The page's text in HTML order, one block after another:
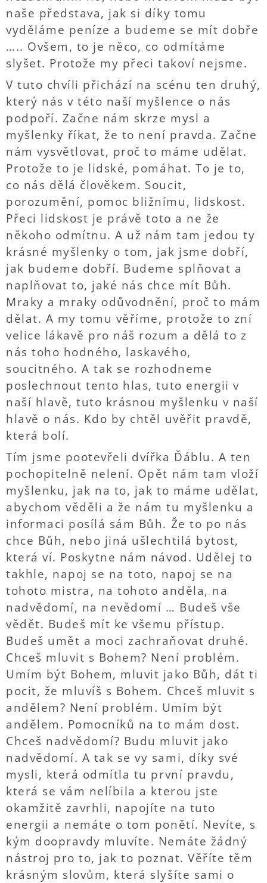
naše představa, jak si díky tomu
vyděláme peníze a budeme se mít dobře
….. Ovšem, to je něco, co odmítáme
slyšet. Protože my přeci takoví nejsme.
V tuto chvíli přichází na scénu ten druhý,
který nás v této naší myšlence o nás
podpoří. Začne nám skrze mysl a
myšlenky říkat, že to není pravda. Začne
nám vysvětlovat, proč to máme udělat.
Protože to je lidské, pomáhat. To je to,
co nás dělá člověkem. Soucit,
porozumění, pomoc bližnímu, lidskost.
Přeci lidskost je právě toto a ne že
někoho odmítnu. A už nám tam jedou ty
krásné myšlenky o tom, jak jsme dobří,
jak budeme dobří. Budeme splňovat a
naplňovat to, jaké nás chce mít Bůh.
Mraky a mraky odůvodnění, proč to mám
dělat. A my tomu věříme, protože to zní
velice lákavě pro náš rozum a dělá to z
nás toho hodného, laskavého,
soucitného. A tak se rozhodneme
poslechnout tento hlas, tuto energii v
naší hlavě, tuto krásnou myšlenku v naší
hlavě o nás. Kdo by chtěl uvěřit pravdě,
která bolí.
Tím jsme pootevřeli dvířka Ďáblu. A ten
pochopitelně nelení. Opět nám tam vloží
myšlenku, jak na to, jak to máme udělat,
abychom věděli a že nám tu myšlenku a
informaci posílá sám Bůh. Že to po nás
chce Bůh, nebo jiná ušlechtilá bytost,
která ví. Poskytne nám návod. Udělej to
takhle, napoj se na toto, napoj se na
tohoto mistra, na tohoto anděla, na
nadvědomí, na nevědomí … Budeš vše
vědět. Budeš mít ke všemu přístup.
Budeš umět a moci zachraňovat druhé.
Chceš mluvit s Bohem? Není problém.
Umím být Bohem, mluvit jako Bůh, dát ti
pocit, že mluvíš s Bohem. Chceš mluvit s
andělem? Není problém. Umím být
andělem. Pomocníků na to mám dost.
Chceš nadvědomí? Budu mluvit jako
nadvědomí. A tak se vy sami, díky své
mysli, která odmítla tu první pravdu,
která se vám nelíbila a kterou jste
okamžitě zavrhli, napojíte na tuto
energii a nemáte o tom ponětí. Nevíte, s
kým doopravdy mluvíte. Nemáte žádný
nástroj pro to, jak to poznat. Věříte těm
krásným slovům, která slyšíte sami o